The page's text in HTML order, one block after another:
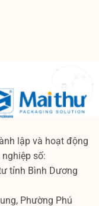
lập và hoạt động
số:
tỉnh Bình Dương
Phường Phú